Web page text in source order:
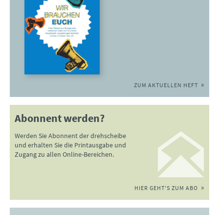
ZUM AKTUELLEN HEFT
Abonnent werden?
Werden Sie Abonnent der drehscheibe
und erhalten Sie die Printausgabe und
Zugang zu allen Online-Bereichen.
HIER GEHT'S ZUM ABO